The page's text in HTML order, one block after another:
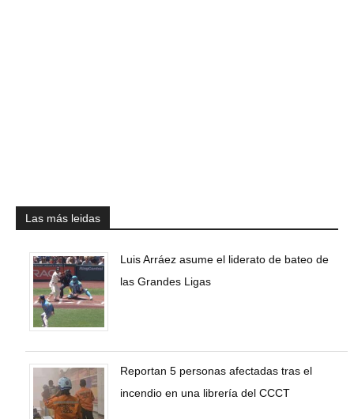
Las más leidas
Luis Arráez asume el liderato de bateo de
las Grandes Ligas
Reportan 5 personas afectadas tras el
incendio en una librería del CCCT